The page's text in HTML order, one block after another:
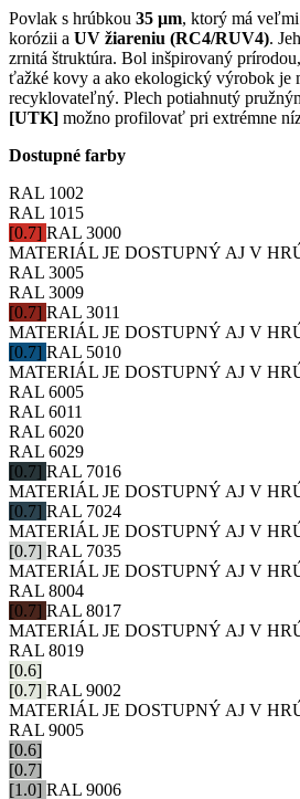
Povlak s hrúbkou 35 μm, ktorý má
korózii a UV žiareniu (RC4/RUV4).
zrnitá štruktúra. Bol inšpirovaný
ťažké kovy a ako ekologický výrobok je
recyklovateľný. Plech potiahnutý
[UTK] možno profilovať pri extrémne
Dostupné farby
RAL 1002
RAL 1015
[0.7] RAL 3000
MATERIÁL JE DOSTUPNÝ AJ V
RAL 3005
RAL 3009
[0.7] RAL 3011
MATERIÁL JE DOSTUPNÝ AJ V
[0.7] RAL 5010
MATERIÁL JE DOSTUPNÝ AJ V
RAL 6005
RAL 6011
RAL 6020
RAL 6029
[0.7] RAL 7016
MATERIÁL JE DOSTUPNÝ AJ V
[0.7] RAL 7024
MATERIÁL JE DOSTUPNÝ AJ V
[0.7] RAL 7035
MATERIÁL JE DOSTUPNÝ AJ V
RAL 8004
[0.7] RAL 8017
MATERIÁL JE DOSTUPNÝ AJ V
RAL 8019
[0.6]
[0.7] RAL 9002
MATERIÁL JE DOSTUPNÝ AJ V
RAL 9005
[0.6]
[0.7]
[1.0] RAL 9006